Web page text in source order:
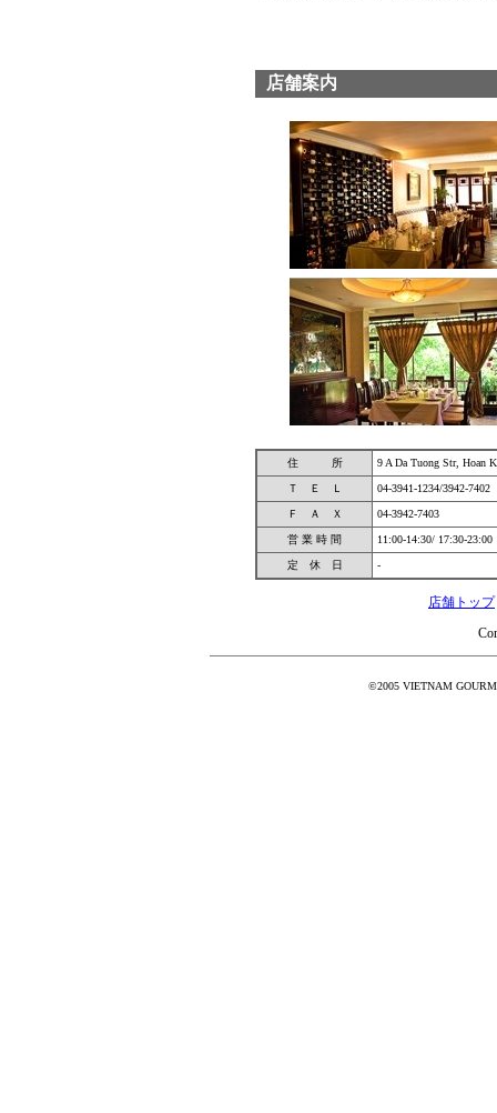
店舗案内
住 所 9 A Da Tuong Str, Hoan
Ｔ Ｅ Ｌ 04-3941-1234/3942-7402
Ｆ Ａ Ｘ 04-3942-7403
営 業 時 間 11:00-14:30/ 17:30-
定 休 日 -
店舗トップ
©2005 VIETNAM